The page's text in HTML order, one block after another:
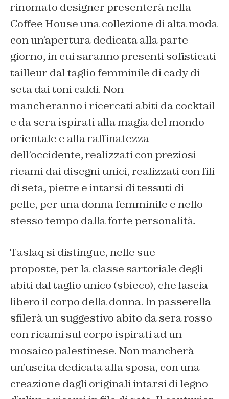
rinomato designer presenterà nella
Coffee House una collezione di alta moda
con un’apertura dedicata alla parte
giorno, in cui saranno presenti sofisticati
tailleur dal taglio femminile di cady di
seta dai toni caldi. Non
mancheranno i ricercati abiti da cocktail
e da sera ispirati alla magia del mondo
orientale e alla raffinatezza
dell’occidente, realizzati con preziosi
ricami dai disegni unici, realizzati con fili
di seta, pietre e intarsi di tessuti di
pelle, per una donna femminile e nello
stesso tempo dalla forte personalità.
Taslaq si distingue, nelle sue
proposte, per la classe sartoriale degli
abiti dal taglio unico (sbieco), che lascia
libero il corpo della donna. In passerella
sfilerà un suggestivo abito da sera rosso
con ricami sul corpo ispirati ad un
mosaico palestinese. Non mancherà
un’uscita dedicata alla sposa, con una
creazione dagli originali intarsi di legno